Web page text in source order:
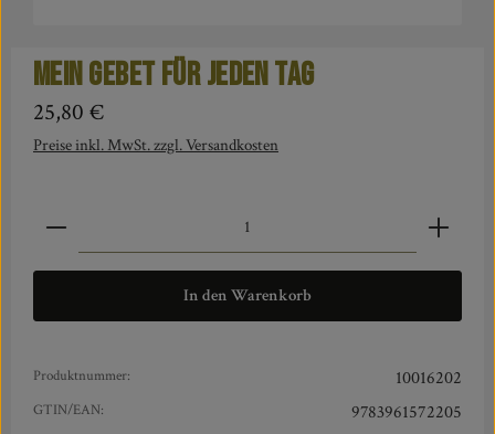
Mein Gebet für jeden Tag
Regulärer Preis:
25,80 €
Preise inkl. MwSt. zzgl. Versandkosten
Produkt Anzahl: Gib den gewünschten Wert ein oder
In den Warenkorb
Produktnummer: 10016202
GTIN/EAN:
9783961572205